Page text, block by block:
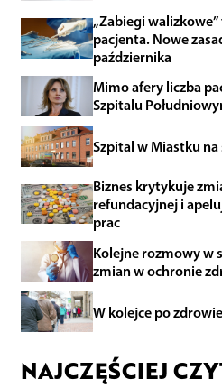
„Zabiegi
pacjenta. Nowe
października
Mimo afery liczba
Szpitalu
Szpital w Miastku na
Biznes krytykuje
refundacyjnej i
prac
Kolejne rozmowy w
zmian w ochronie
W kolejce po zdrowie
NAJCZĘŚCIEJ